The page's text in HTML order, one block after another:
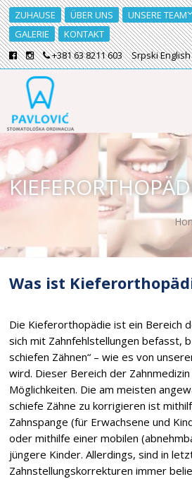
ZUHAUSE ÜBER UNS UNSERE TEAM
GALERIE
KONTAKT
+381 63 8211 603
SrpskiEnglish
Was ist
Die Kieferorthopädie ist ein Bereich
sich mit Zahnfehlstellungen befasst,
schiefen Zähnen“ – wie es von
wird. Dieser Bereich der
Möglichkeiten. Die am meisten
schiefe Zähne zu korrigieren ist
Zahnspange (für Erwachsene und
oder mithilfe einer mobilen
jüngere Kinder. Allerdings, sind in
Zahnstellungskorrekturen immer